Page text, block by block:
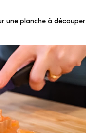
une planche à découper